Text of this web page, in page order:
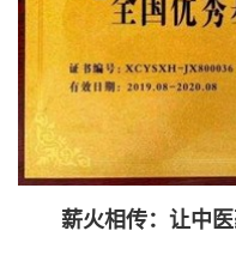
薪火相传：让中医